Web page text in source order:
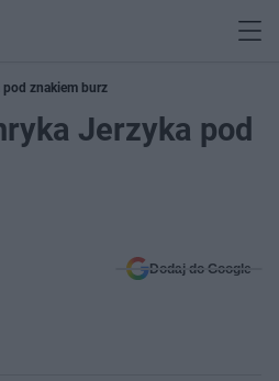
pod znakiem burz
Jerzyka pod
Dodaj do Google